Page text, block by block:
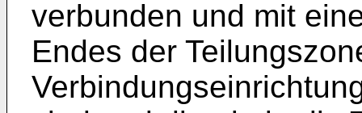
verbunden und mit
Endes der